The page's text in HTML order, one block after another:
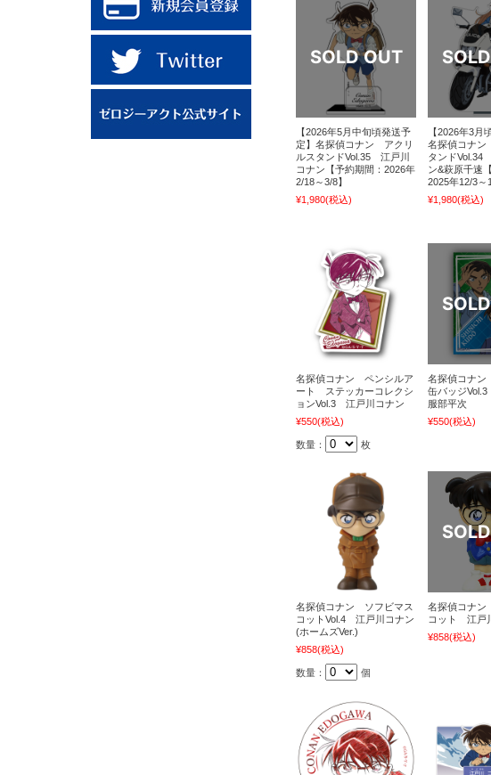
【2026年5月中旬頃発送予
定】名探偵コナン アクリ
ルスタンドVol.35 江戸川
コナン【予約期間：2026年
2/18～3/8】
¥1,980(税込)
【2026年3月
名探偵コナ
タンドVol.34
ン&萩原千速
2025年12/3～
¥1,980(税込)
名探偵コナン ペンシルア
ート ステッカーコレクシ
ョンVol.3 江戸川コナン
¥550(税込)
数量： 枚
名探偵コナ
缶バッジ
服部平次
¥550(税込)
名探偵コナン ソフビマス
コットVol.4 江戸川コナン
(ホームズVer.)
¥858(税込)
数量： 個
名探偵コナ
コット 江戸
¥858(税込)